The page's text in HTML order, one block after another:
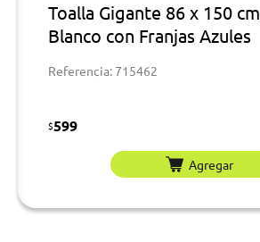
Toalla Gigante 86 x 150 cm
Blanco con Franjas Azules
Referencia: 715462
$599
Agregar